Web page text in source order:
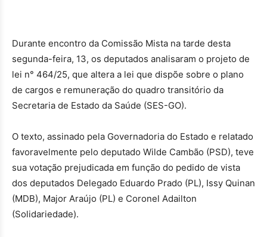
Durante encontro da Comissão Mista na tarde desta
segunda-feira, 13, os deputados analisaram o projeto de
lei n° 464/25, que altera a lei que dispõe sobre o plano
de cargos e remuneração do quadro transitório da
Secretaria de Estado da Saúde (SES-GO).
O texto, assinado pela Governadoria do Estado e relatado
favoravelmente pelo deputado Wilde Cambão (PSD), teve
sua votação prejudicada em função do pedido de vista
dos deputados Delegado Eduardo Prado (PL), Issy Quinan
(MDB), Major Araújo (PL) e Coronel Adailton
(Solidariedade).